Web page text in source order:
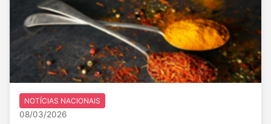
NOTÍCIAS NACIONAIS
08/03/2026